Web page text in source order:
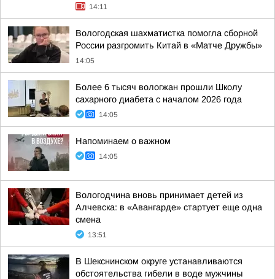
14:11
Вологодская шахматистка помогла сборной
России разгромить Китай в «Матче Дружбы»
14:05
Более 6 тысяч вологжан прошли Школу
сахарного диабета с началом 2026 года
14:05
Напоминаем о важном
14:05
Вологодчина вновь принимает детей из
Алчевска: в «Авангарде» стартует еще одна
смена
13:51
В Шекснинском округе устанавливаются
обстоятельства гибели в воде мужчины